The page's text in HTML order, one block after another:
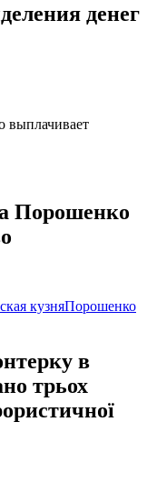
денег
Порошенко
кузняПорошенко
в
трьох